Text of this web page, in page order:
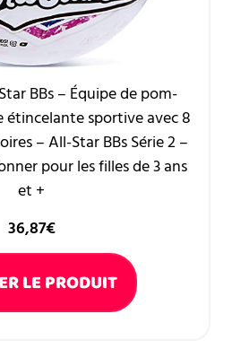
BBs – Équipe de pom-
étincelante sportive avec 8
– All-Star BBs Série 2 –
pour les filles de 3 ans
et +
36,87€
LE PRODUIT